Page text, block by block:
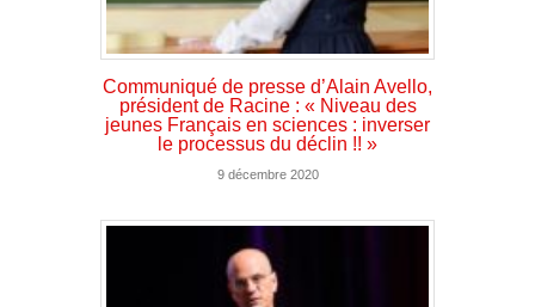
Communiqué de presse d’Alain Avello,
président de Racine : « Niveau des
jeunes Français en sciences : inverser
le processus du déclin !! »
9 décembre 2020